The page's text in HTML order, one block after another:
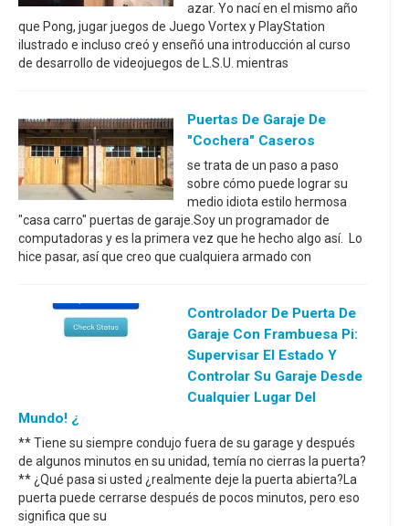
azar. Yo nací en el mismo año
que Pong, jugar juegos de Juego Vortex y PlayStation
ilustrado e incluso creó y enseñó una introducción al curso
de desarrollo de videojuegos de L.S.U. mientras
Puertas De Garaje De
"Cochera" Caseros
se trata de un paso a paso
sobre cómo puede lograr su
medio idiota estilo hermosa
"casa carro" puertas de garaje.Soy un programador de
computadoras y es la primera vez que he hecho algo así. Lo
hice pasar, así que creo que cualquiera armado con
Controlador De Puerta De
Garaje Con Frambuesa Pi:
Supervisar El Estado Y
Controlar Su Garaje Desde
Cualquier Lugar Del
Mundo! ¿
** Tiene su siempre condujo fuera de su garage y después
de algunos minutos en su unidad, temía no cierras la puerta?
** ¿Qué pasa si usted ¿realmente deje la puerta abierta?La
puerta puede cerrarse después de pocos minutos, pero eso
significa que su